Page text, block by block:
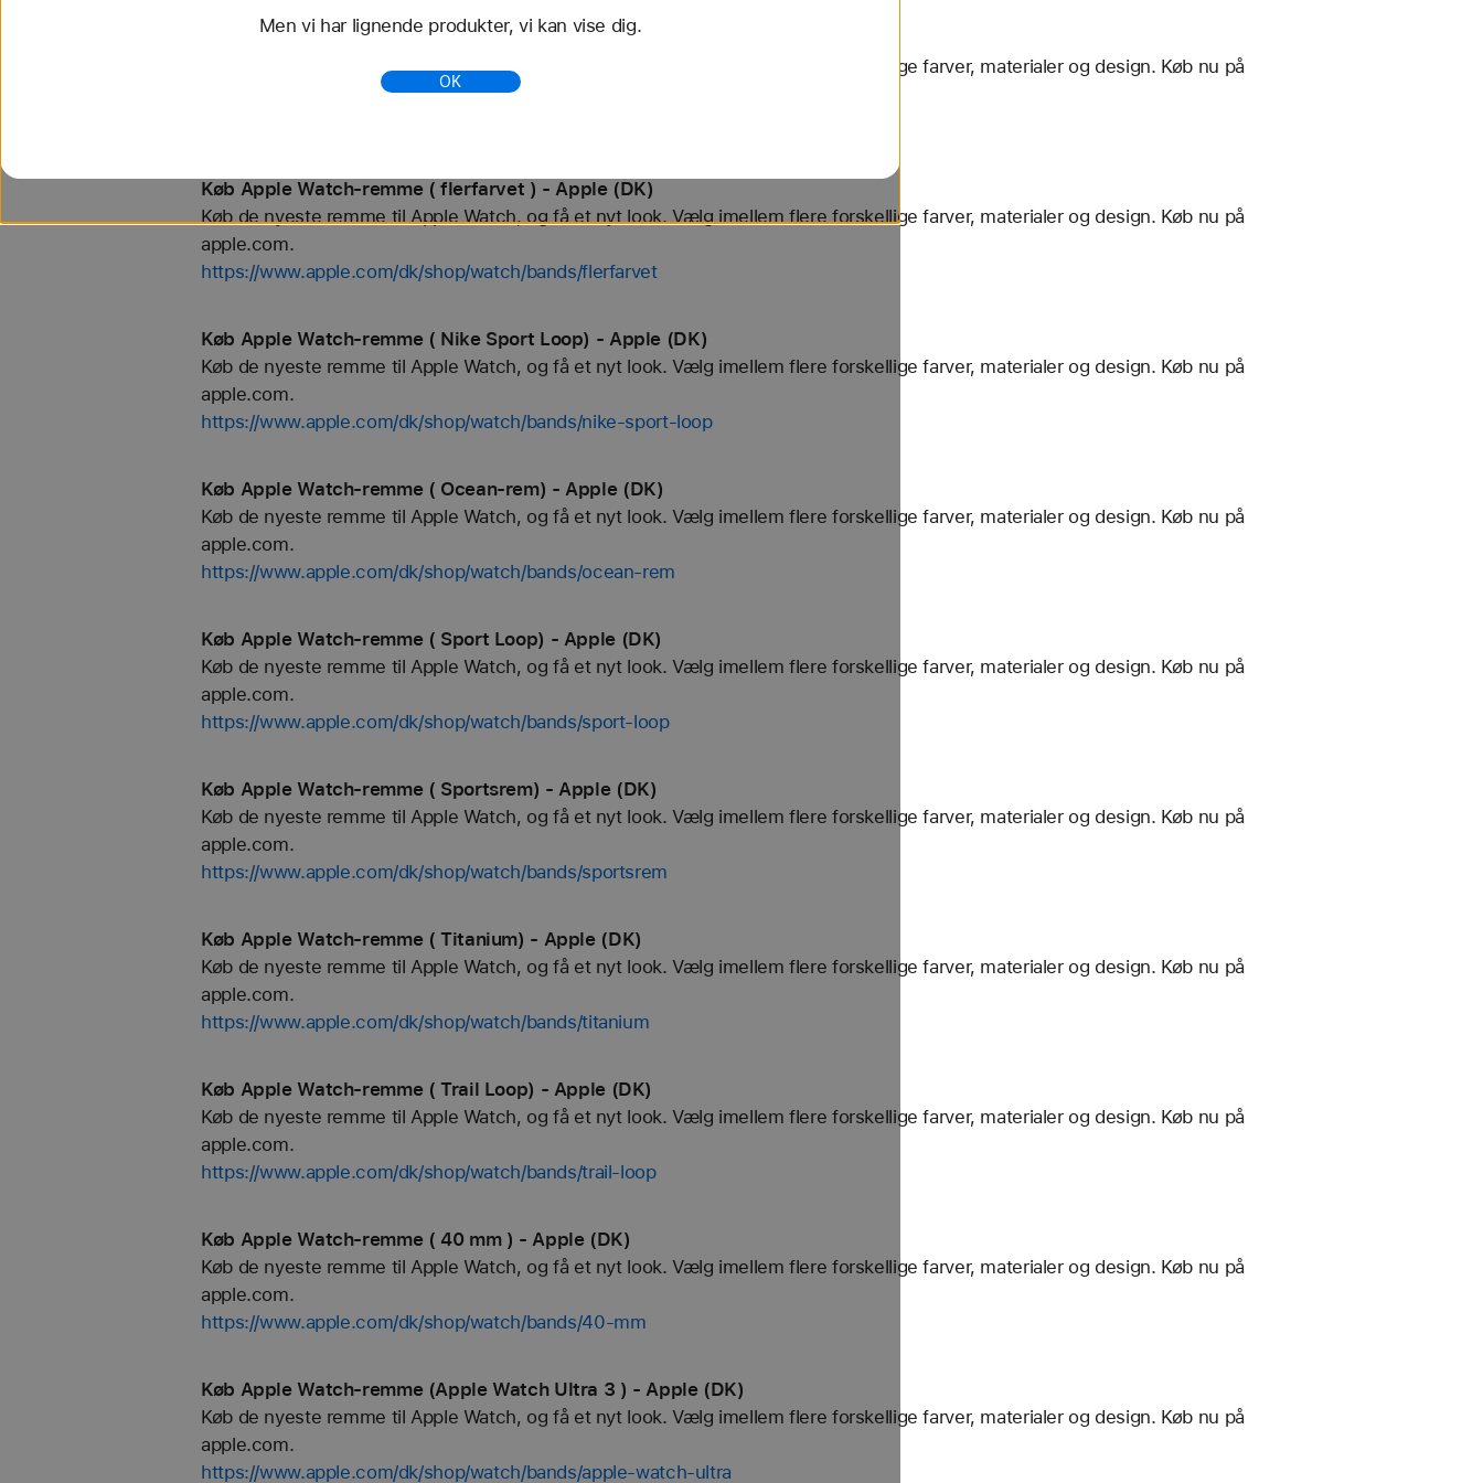
Køb Apple Watch-remme ( FineWoven) - Apple (DK)
Køb de nyeste remme til Apple Watch, og få et nyt look. Vælg imellem flere forskellige farver, materialer og design. Køb nu på
Køb Apple Watch-remme ( flerfarvet ) - Apple (DK)
Køb de nyeste remme til Apple Watch, og få et nyt look. Vælg imellem flere forskellige farver, materialer og design. Køb nu på
apple.com.
https://www.apple.com/dk/shop/watch/bands/flerfarvet
Køb Apple Watch-remme ( Nike Sport Loop) - Apple (DK)
Køb de nyeste remme til Apple Watch, og få et nyt look. Vælg imellem flere forskellige farver, materialer og design. Køb nu på
apple.com.
https://www.apple.com/dk/shop/watch/bands/nike-sport-loop
Køb Apple Watch-remme ( Ocean-rem) - Apple (DK)
Køb de nyeste remme til Apple Watch, og få et nyt look. Vælg imellem flere forskellige farver, materialer og design. Køb nu på
apple.com.
https://www.apple.com/dk/shop/watch/bands/ocean-rem
Køb Apple Watch-remme ( Sport Loop) - Apple (DK)
Køb de nyeste remme til Apple Watch, og få et nyt look. Vælg imellem flere forskellige farver, materialer og design. Køb nu på
apple.com.
https://www.apple.com/dk/shop/watch/bands/sport-loop
Køb Apple Watch-remme ( Sportsrem) - Apple (DK)
Køb de nyeste remme til Apple Watch, og få et nyt look. Vælg imellem flere forskellige farver, materialer og design. Køb nu på
apple.com.
https://www.apple.com/dk/shop/watch/bands/sportsrem
Køb Apple Watch-remme ( Titanium) - Apple (DK)
Køb de nyeste remme til Apple Watch, og få et nyt look. Vælg imellem flere forskellige farver, materialer og design. Køb nu på
apple.com.
https://www.apple.com/dk/shop/watch/bands/titanium
Køb Apple Watch-remme ( Trail Loop) - Apple (DK)
Køb de nyeste remme til Apple Watch, og få et nyt look. Vælg imellem flere forskellige farver, materialer og design. Køb nu på
apple.com.
https://www.apple.com/dk/shop/watch/bands/trail-loop
Køb Apple Watch-remme ( 40 mm ) - Apple (DK)
Køb de nyeste remme til Apple Watch, og få et nyt look. Vælg imellem flere forskellige farver, materialer og design. Køb nu på
apple.com.
https://www.apple.com/dk/shop/watch/bands/40-mm
Køb Apple Watch-remme (Apple Watch Ultra 3 ) - Apple (DK)
Køb de nyeste remme til Apple Watch, og få et nyt look. Vælg imellem flere forskellige farver, materialer og design. Køb nu på
apple.com.
https://www.apple.com/dk/shop/watch/bands/apple-watch-ultra
Men vi har lignende produkter, vi kan vise dig.
OK